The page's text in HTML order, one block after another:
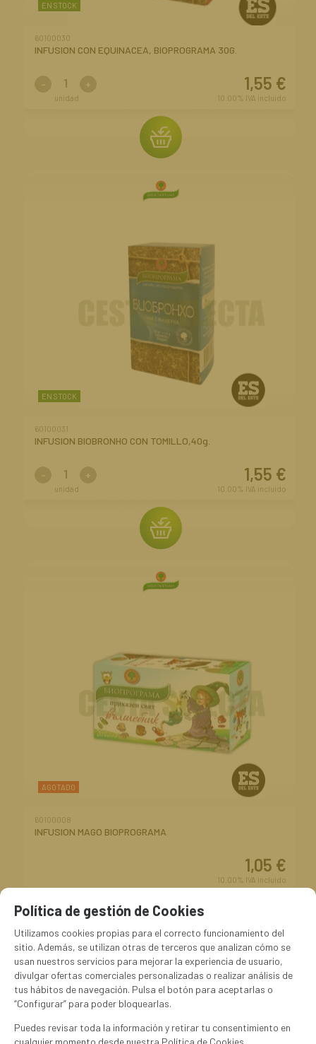
EN STOCK
60100030
INFUSION CON EQUINACEA, BIOPROGRAMA 30G.
1,55 €
10.00% IVA incluido
- +
unidad
EN STOCK
60100031
INFUSION BIOBRONHO CON TOMILLO,40g.
1,55 €
10.00% IVA incluido
- +
unidad
AGOTADO
60100008
INFUSION MAGO BIOPROGRAMA
1,05 €
10.00% IVA incluido
Política de gestión de Cookies
Utilizamos cookies propias para el correcto funcionamiento del
sitio. Además, se utilizan otras de terceros que analizan cómo se
usan nuestros servicios para mejorar la experiencia de usuario,
divulgar ofertas comerciales personalizadas o realizar análisis de
tus hábitos de navegación. Pulsa el botón para aceptarlas o
“Configurar” para poder bloquearlas.
Puedes revisar toda la información y retirar tu consentimiento en
cualquier momento desde nuestra Política de Cookies.